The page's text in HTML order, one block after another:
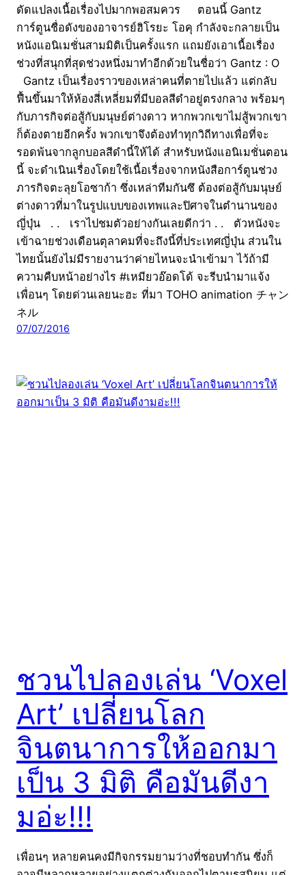
ดัดแปลงเนื้อเรื่องไปมากพอสมควร ตอนนี้ Gantz
การ์ตูนชื่อดังของอาจารย์ฮิโรยะ โอคุ กำลังจะกลายเป็น
หนังแอนิเมชั่นสามมิติเป็นครั้งแรก แถมยังเอาเนื้อเรื่อง
ช่วงที่สนุกที่สุดช่วงหนึ่งมาทำอีกด้วยในชื่อว่า Gantz : O
Gantz เป็นเรื่องราวของเหล่าคนที่ตายไปแล้ว แต่กลับ
ฟื้นขึ้นมาให้ห้องสี่เหลี่ยมที่มีบอลสีดำอยู่ตรงกลาง พร้อมๆ
กับภารกิจต่อสู้กับมนุษย์ต่างดาว หากพวกเขาไม่สู้พวกเขา
ก็ต้องตายอีกครั้ง พวกเขาจึงต้องทำทุกวิถีทางเพื่อที่จะ
รอดพ้นจากลูกบอลสีดำนี้ให้ได้ สำหรับหนังแอนิเมชั่นตอน
นี้ จะดำเนินเรื่องโดยใช้เนื้อเรื่องจากหนังสือการ์ตูนช่วง
ภารกิจตะลุยโอซาก้า ซึ่งเหล่าทีมกันซึ ต้องต่อสู้กับมนุษย์
ต่างดาวที่มาในรูปแบบของเทพและปิศาจในตำนานของ
ญี่ปุ่น . . เราไปชมตัวอย่างกันเลยดีกว่า . . ตัวหนังจะ
เข้าฉายช่วงเดือนตุลาคมที่จะถึงนี้ที่ประเทศญี่ปุ่น ส่วนใน
ไทยนั้นยังไม่มีรายงานว่าค่ายไหนจะนำเข้ามา ไว้ถ้ามี
ความคืบหน้าอย่างไร #เหมียวอ๊อดโด้ จะรีบนำมาแจ้ง
เพื่อนๆ โดยด่วนเลยนะฮะ ที่มา TOHO animation チャン
ネル
07/07/2016
ชวนไปลองเล่น ‘Voxel
Art’ เปลี่ยนโลก
จินตนาการให้ออกมา
เป็น 3 มิติ คือมันดีงา
มอ่ะ!!!
เพื่อนๆ หลายคนคงมีกิจกรรมยามว่างที่ชอบทำกัน ซึ่งก็